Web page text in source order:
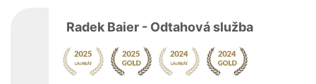
Radek Baier - Odtahová služba